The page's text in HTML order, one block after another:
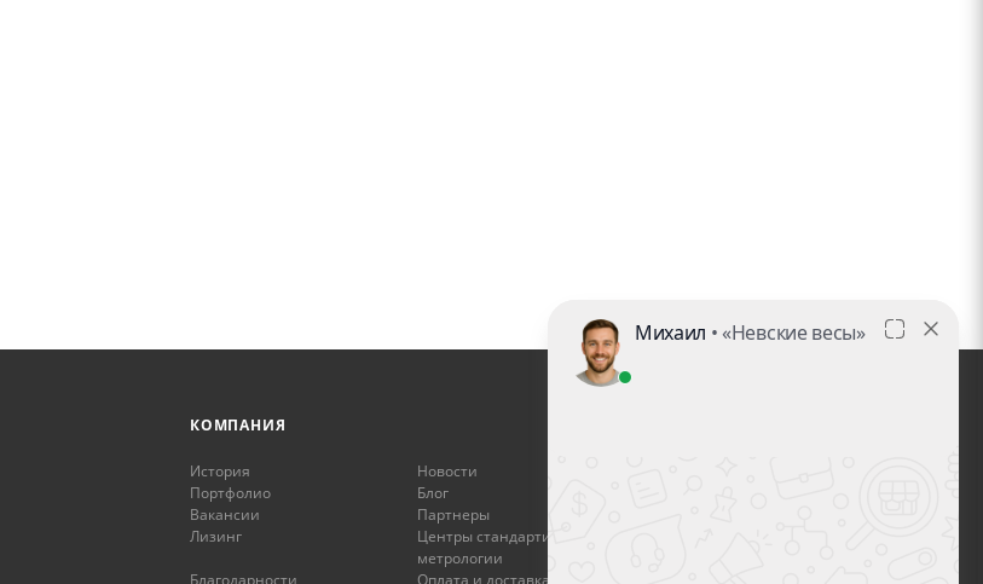
КОМПАНИЯ
История
Новости
Портфолио
Блог
Вакансии
Партнеры
Лизинг
Центры стандартизации и
метрологии